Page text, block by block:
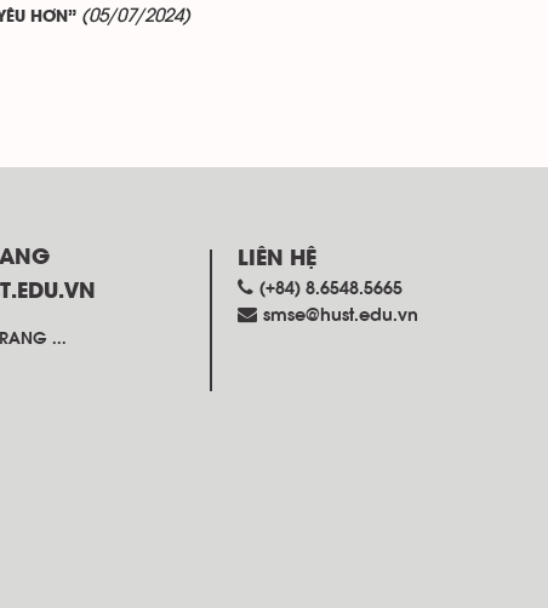
HƠN” (05/07/2024)
...
LIÊN HỆ
(+84) 8.6548.5665
smse@hust.edu.vn